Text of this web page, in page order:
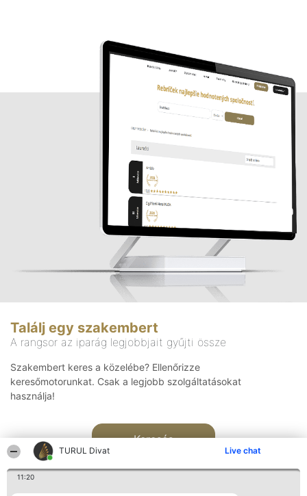
TURUL Divat Live chat
11:20
Találj egy szakembert
A rangsor az iparág legjobbjait gyűjti össze
Szakembert keres a közelébe? Ellenőrizze
keresőmotorunkat. Csak a legjobb szolgáltatásokat
használja!
Keresés